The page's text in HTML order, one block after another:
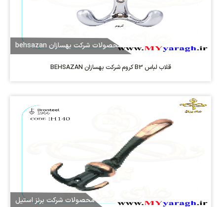
محصولات شرکت بهسازان behsazan
قلاب لباس B3 کروم شرکت بهسازان BEHSAZAN
محصولات شرکت برنز استیل